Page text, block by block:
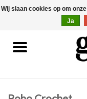
gaarne.be
Patronen
Wij slaan cookies op om
Ja